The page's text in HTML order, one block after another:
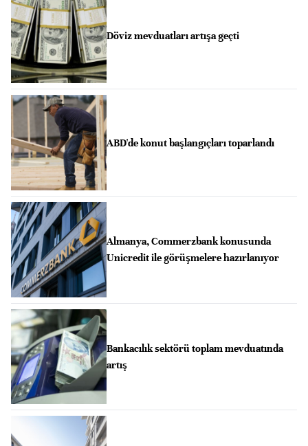
Döviz mevduatları artışa geçti
ABD'de konut başlangıçları toparlandı
Almanya, Commerzbank konusunda
Unicredit ile görüşmelere hazırlanıyor
Bankacılık sektörü toplam mevduatında
artış